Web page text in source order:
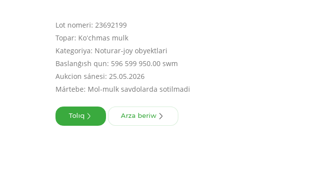
Lot nomeri: 23692199
Topar: Koʻchmas mulk
Kategoriya: Noturar-joy obyektlari
Baslanǵısh qun: 596 599 950.00 swm
Aukcion sánesi: 25.05.2026
Mártebe: Mol-mulk savdolarda sotilmadi
Tolıq Arza beriw